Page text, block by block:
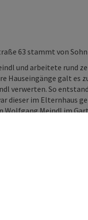
63 stammt von
und arbeitete rund
Hauseingänge galt es
verwerten. So
dieser im Elternhaus
Meindl im